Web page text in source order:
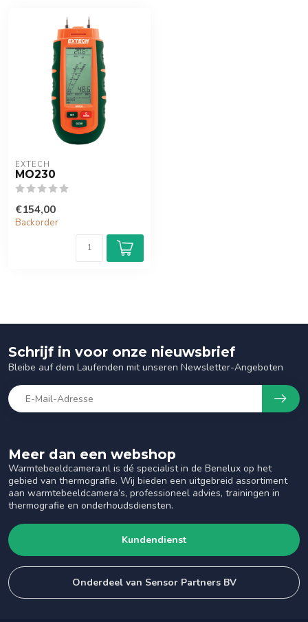
EXTECH
MO230
€154,00
Backorder
Meer dan een webshop
Warmtebeeldcamera.nl is dé specialist in de Benelux op het
gebied van thermografie. Wij bieden een uitgebreid assortiment
aan warmtebeeldcamera’s, professioneel advies, trainingen in
thermografie en onderhoudsdiensten.
Kundendienst
Onderdeel van Sensor Partners BV
Schrijf in voor onze nieuwsbrief
Bleibe auf dem Laufenden mit unseren Newsletter-Angeboten